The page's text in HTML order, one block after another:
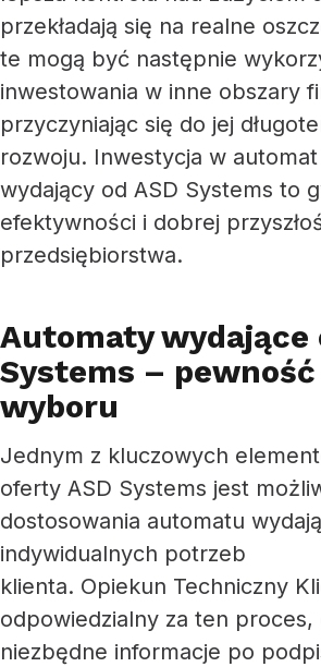
przekładają się na realne
te mogą być następnie
inwestowania w inne obszary
przyczyniając się do jej
rozwoju. Inwestycja w automat
wydający od ASD Systems to
efektywności i dobrej
przedsiębiorstwa.
Automaty wydające
Systems –
wyboru
Jednym z kluczowych
oferty ASD Systems jest
dostosowania automatu
indywidualnych potrzeb
klienta. Opiekun Techniczny
odpowiedzialny za ten proces,
niezbędne informacje po